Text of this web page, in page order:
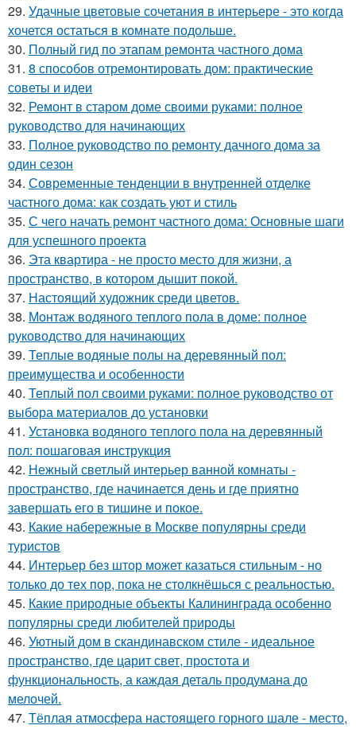
29. Удачные цветовые сочетания в интерьере - это когда
хочется остаться в комнате подольше.
30. Полный гид по этапам ремонта частного дома
31. 8 способов отремонтировать дом: практические
советы и идеи
32. Ремонт в старом доме своими руками: полное
руководство для начинающих
33. Полное руководство по ремонту дачного дома за
один сезон
34. Современные тенденции в внутренней отделке
частного дома: как создать уют и стиль
35. С чего начать ремонт частного дома: Основные шаги
для успешного проекта
36. Эта квартира - не просто место для жизни, а
пространство, в котором дышит покой.
37. Настоящий художник среди цветов.
38. Монтаж водяного теплого пола в доме: полное
руководство для начинающих
39. Теплые водяные полы на деревянный пол:
преимущества и особенности
40. Теплый пол своими руками: полное руководство от
выбора материалов до установки
41. Установка водяного теплого пола на деревянный
пол: пошаговая инструкция
42. Нежный светлый интерьер ванной комнаты -
пространство, где начинается день и где приятно
завершать его в тишине и покое.
43. Какие набережные в Москве популярны среди
туристов
44. Интерьер без штор может казаться стильным - но
только до тех пор, пока не столкнёшься с реальностью.
45. Какие природные объекты Калининграда особенно
популярны среди любителей природы
46. Уютный дом в скандинавском стиле - идеальное
пространство, где царит свет, простота и
функциональность, а каждая деталь продумана до
мелочей.
47. Тёплая атмосфера настоящего горного шале - место,